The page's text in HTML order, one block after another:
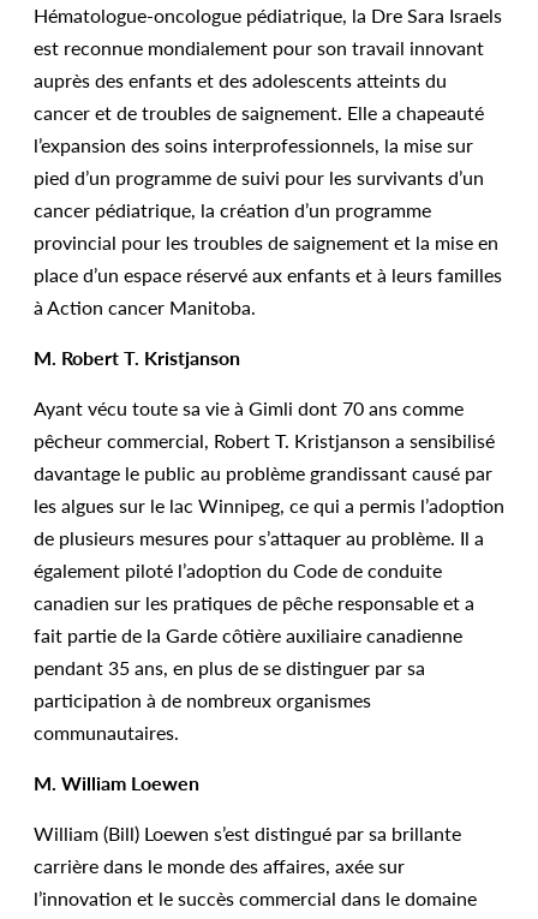
Hématologue-oncologue pédiatrique, la Dre Sara Israels
est reconnue mondialement pour son travail innovant
auprès des enfants et des adolescents atteints du
cancer et de troubles de saignement. Elle a chapeauté
l’expansion des soins interprofessionnels, la mise sur
pied d’un programme de suivi pour les survivants d’un
cancer pédiatrique, la création d’un programme
provincial pour les troubles de saignement et la mise en
place d’un espace réservé aux enfants et à leurs familles
à Action cancer Manitoba.
M. Robert T. Kristjanson
Ayant vécu toute sa vie à Gimli dont 70 ans comme
pêcheur commercial, Robert T. Kristjanson a sensibilisé
davantage le public au problème grandissant causé par
les algues sur le lac Winnipeg, ce qui a permis l’adoption
de plusieurs mesures pour s’attaquer au problème. Il a
également piloté l’adoption du Code de conduite
canadien sur les pratiques de pêche responsable et a
fait partie de la Garde côtière auxiliaire canadienne
pendant 35 ans, en plus de se distinguer par sa
participation à de nombreux organismes
communautaires.
M. William Loewen
William (Bill) Loewen s’est distingué par sa brillante
carrière dans le monde des affaires, axée sur
l’innovation et le succès commercial dans le domaine